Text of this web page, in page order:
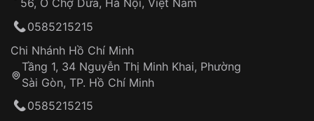
Khách hàng kiểm tra và thanh toán trực tiếp
Đảm bảo quyền lợi khách hàng
Đồng hành cùng khách hàng trong suốt quá
trình sử dụng
56, Ô Chợ Dừa, Hà Nội, Việt Nam
0585215215
Chi Nhánh Hồ Chí Minh
Tầng 1, 34 Nguyễn Thị Minh Khai, Phường
Sài Gòn, TP. Hồ Chí Minh
0585215215